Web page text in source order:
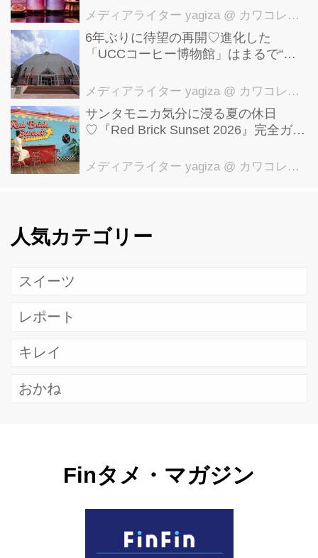
メディアライター yagiza @ カワコレメディア編集部
6年ぶりに待望の再開♡進化した
「UCCコーヒー博物館」はまるで“コ
貌を公開
メディアライター yagiza @ カワコレメディア編集部
サンタモニカ気分に浸る夏の休日
♡『Red Brick Sunset 2026』完全ガイ
メディアライター yagiza @ カワコレメディア編集部
人気カテゴリー
スイーツ
レポート
キレイ
おかね
Finタメ・マガジン